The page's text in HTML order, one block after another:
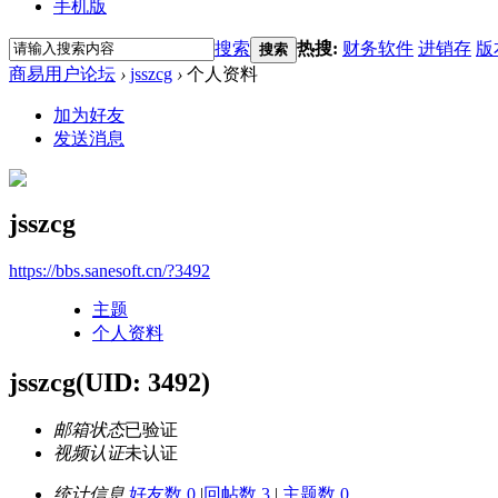
手机版
搜索 搜索 热搜: 财务软件 进销存 版
商易用户论坛 › jsszcg › 个人资料
加为好友
发送消息
jsszcg
https://bbs.sanesoft.cn/?3492
主题
个人资料
jsszcg(UID: 3492)
邮箱状态已验证
视频认证未认证